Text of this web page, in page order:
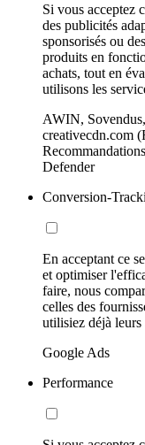
Si vous acceptez
des publicités
sponsorisés ou
produits en
achats, tout en
utilisons les
AWIN,
creativecdn.com
Defender
Conversion-
En acceptant ce
et optimiser
faire, nous
celles des
utilisiez déjà leurs
Google Ads
Performance